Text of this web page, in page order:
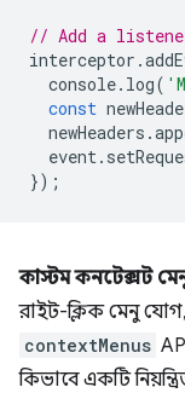
// Add a
interceptor .
console. log(
const
newHeaders .
event.
});
কাস্টম কনটেক্সট
রাইট-ক্লিক মেনু
contextMenus
কিভাবে একটি